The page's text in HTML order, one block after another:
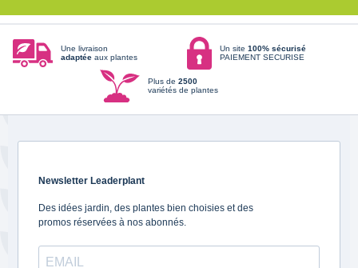
Une livraison
adaptée aux plantes
Un site 100% sécurisé
PAIEMENT SECURISE
Plus de 2500
variétés de plantes
Newsletter Leaderplant
Des idées jardin, des plantes bien choisies et des
promos réservées à nos abonnés.